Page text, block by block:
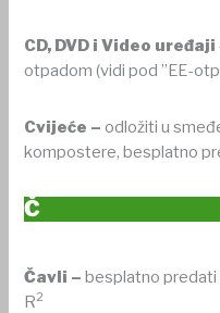
CD, DVD i Video uređaji
otpadom (vidi pod ”EE-
Cvijeće – odložiti u
kompostere, besplatno
Č
Čavli –besplatno predati
R2